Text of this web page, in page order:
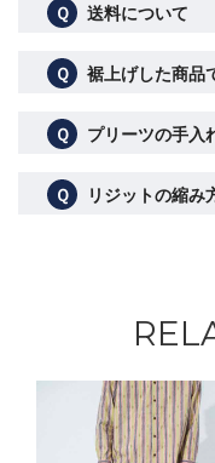
Ｑ 送料について
Ｑ 裾上げした商品
Ｑ プリーツの手入
Ｑ リジットの縮み